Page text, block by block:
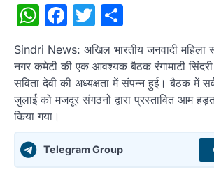
WhatsApp
Facebook
Twitter
Sindri News: अखिल भारतीय जनवादी महिला
नगर कमेटी की एक आवश्यक बैठक रंगामाटी
सविता देवी की अध्यक्षता में संपन्न हुई। बैठक में
जुलाई को मजदूर संगठनों द्वारा प्रस्तावित आम
किया गया।
Telegram Group